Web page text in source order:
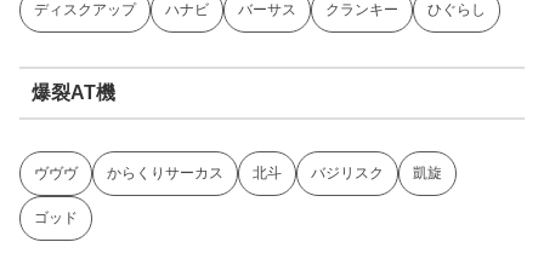
ディスクアップ ハナビ バーサス クランキー ひぐらし
爆裂AT機
ヴヴヴ からくりサーカス 北斗 バジリスク 凱旋
ゴッド